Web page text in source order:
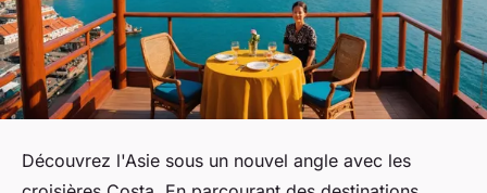
Découvrez l'Asie sous un nouvel angle avec les